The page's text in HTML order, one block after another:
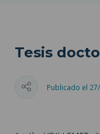
Tesis
Publicado el